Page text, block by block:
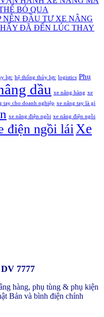
BỎ QUA
NÊN ĐẦU TƯ XE NÂNG
ĐÃ ĐẾN LÚC THAY
lực hệ thống thủy lực logistics Phụ
dầu xe nâng hàng xe
tay cho doanh nghiệp xe nâng tay là gì
xe nâng điện ngồi xe nâng điện ngồi
điện ngồi láiXe
7777
hàng, phụ tùng & phụ kiện
Bản và bình điện chính